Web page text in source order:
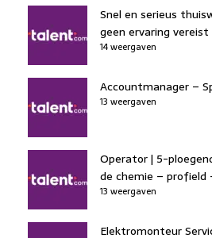
Snel en serieus
geen ervaring vereist
14 weergaven
Accountmanager –
13 weergaven
Operator | 5-
de chemie – profield
13 weergaven
Elektromonteur